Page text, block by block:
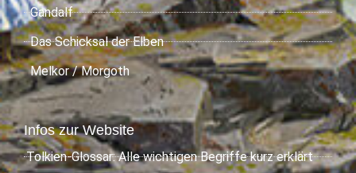
Gandalf
Das Schicksal der Elben
Melkor / Morgoth
Infos zur Website
Tolkien-Glossar: Alle wichtigen Begriffe kurz erklärt